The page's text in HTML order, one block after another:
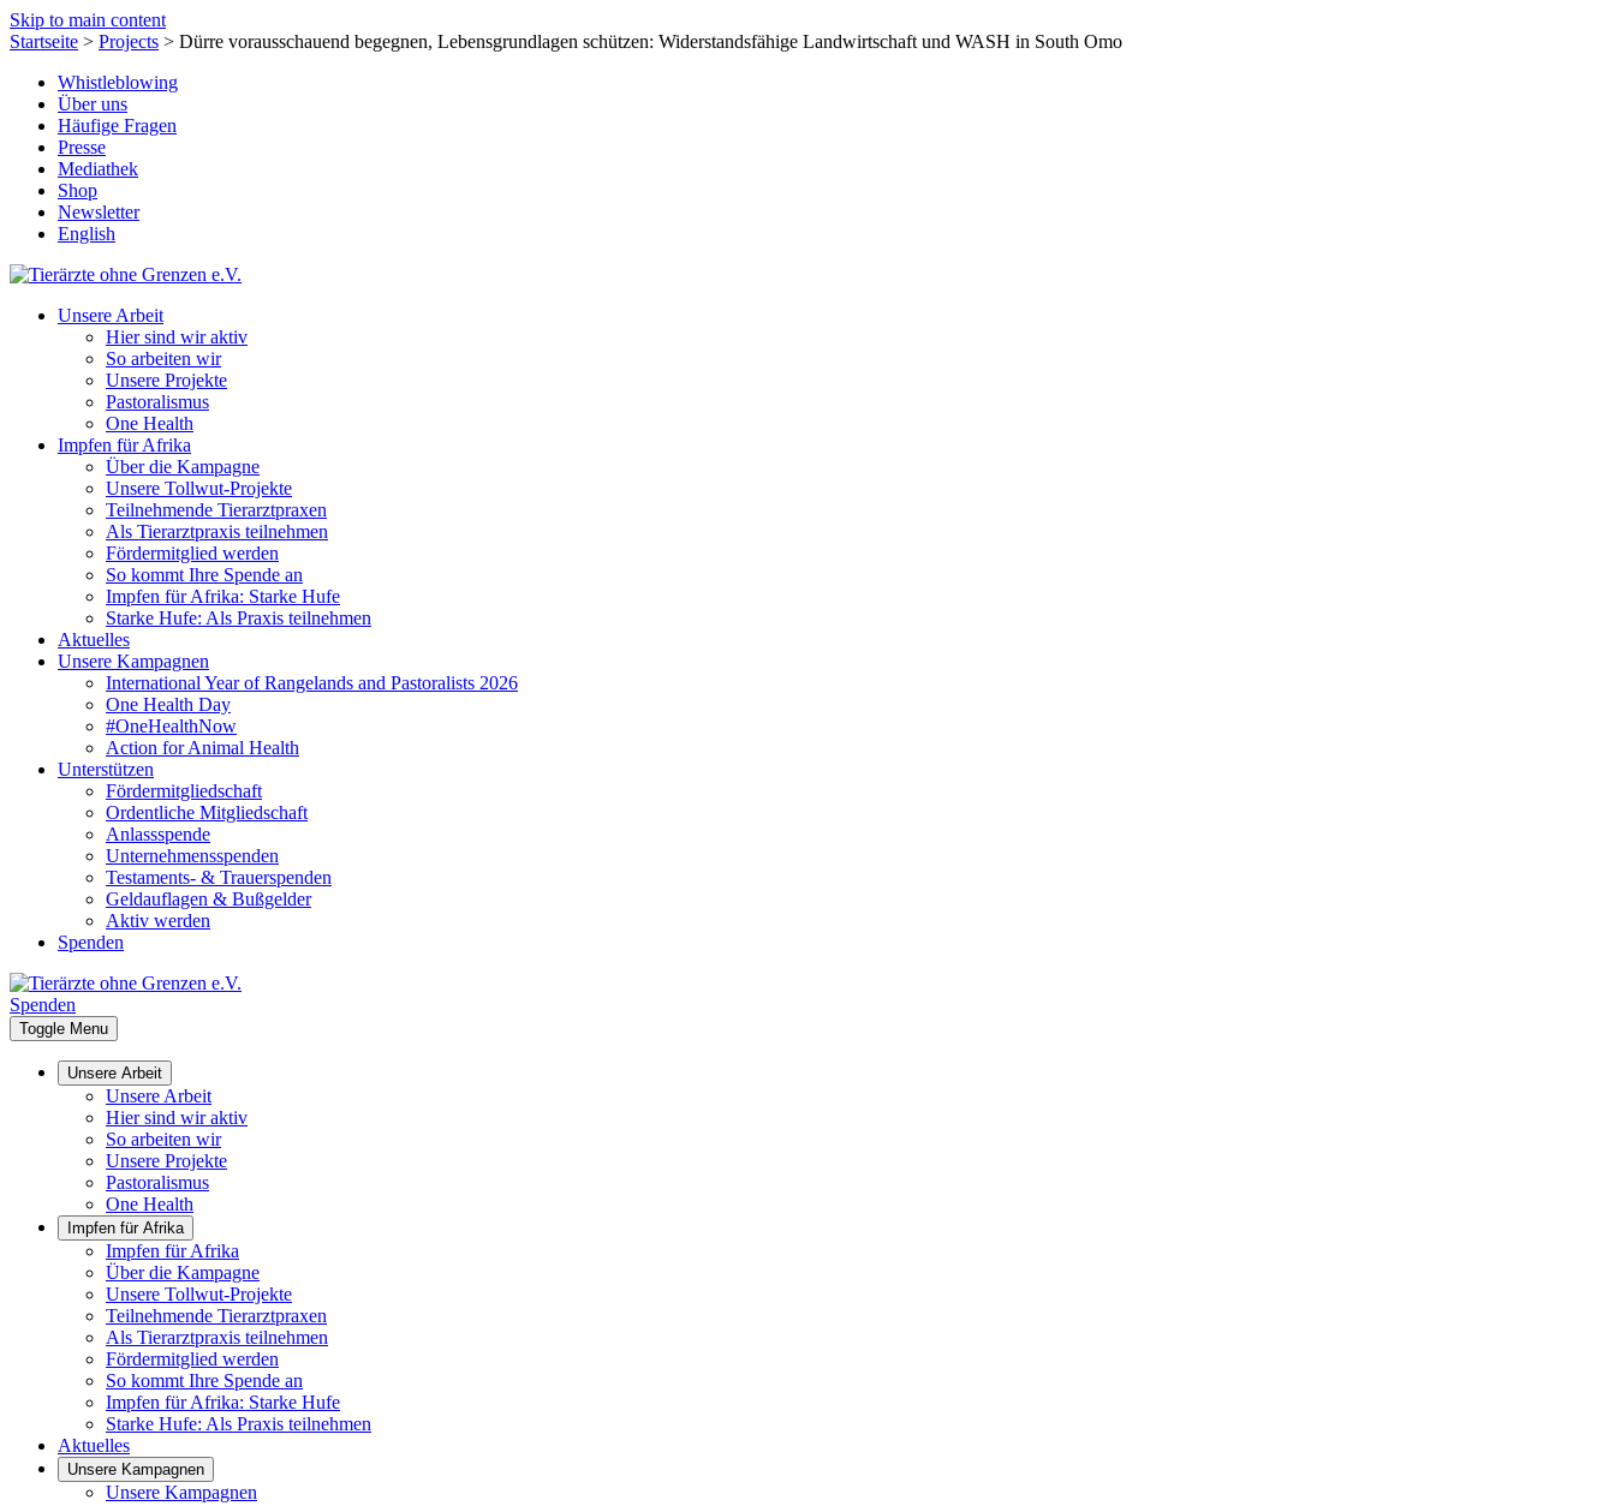
Skip to main content
Startseite > Projects > Dürre vorausschauend begegnen, Lebensgrundlagen schützen: Widerstandsfähige Landwirtschaft und WASH in South Omo
Whistleblowing
Über uns
Häufige Fragen
Presse
Mediathek
Shop
Newsletter
English
Unsere Arbeit
Hier sind wir aktiv
So arbeiten wir
Unsere Projekte
Pastoralismus
One Health
Impfen für Afrika
Über die Kampagne
Unsere Tollwut-Projekte
Teilnehmende Tierarztpraxen
Als Tierarztpraxis teilnehmen
Fördermitglied werden
So kommt Ihre Spende an
Impfen für Afrika: Starke Hufe
Starke Hufe: Als Praxis teilnehmen
Aktuelles
Unsere Kampagnen
International Year of Rangelands and Pastoralists 2026
One Health Day
#OneHealthNow
Action for Animal Health
Unterstützen
Fördermitgliedschaft
Ordentliche Mitgliedschaft
Anlassspende
Unternehmensspenden
Testaments- & Trauerspenden
Geldauflagen & Bußgelder
Aktiv werden
Spenden
Spenden
Toggle Menu
Unsere Arbeit
Unsere Arbeit
Hier sind wir aktiv
So arbeiten wir
Unsere Projekte
Pastoralismus
One Health
Impfen für Afrika
Impfen für Afrika
Über die Kampagne
Unsere Tollwut-Projekte
Teilnehmende Tierarztpraxen
Als Tierarztpraxis teilnehmen
Fördermitglied werden
So kommt Ihre Spende an
Impfen für Afrika: Starke Hufe
Starke Hufe: Als Praxis teilnehmen
Aktuelles
Unsere Kampagnen
Unsere Kampagnen